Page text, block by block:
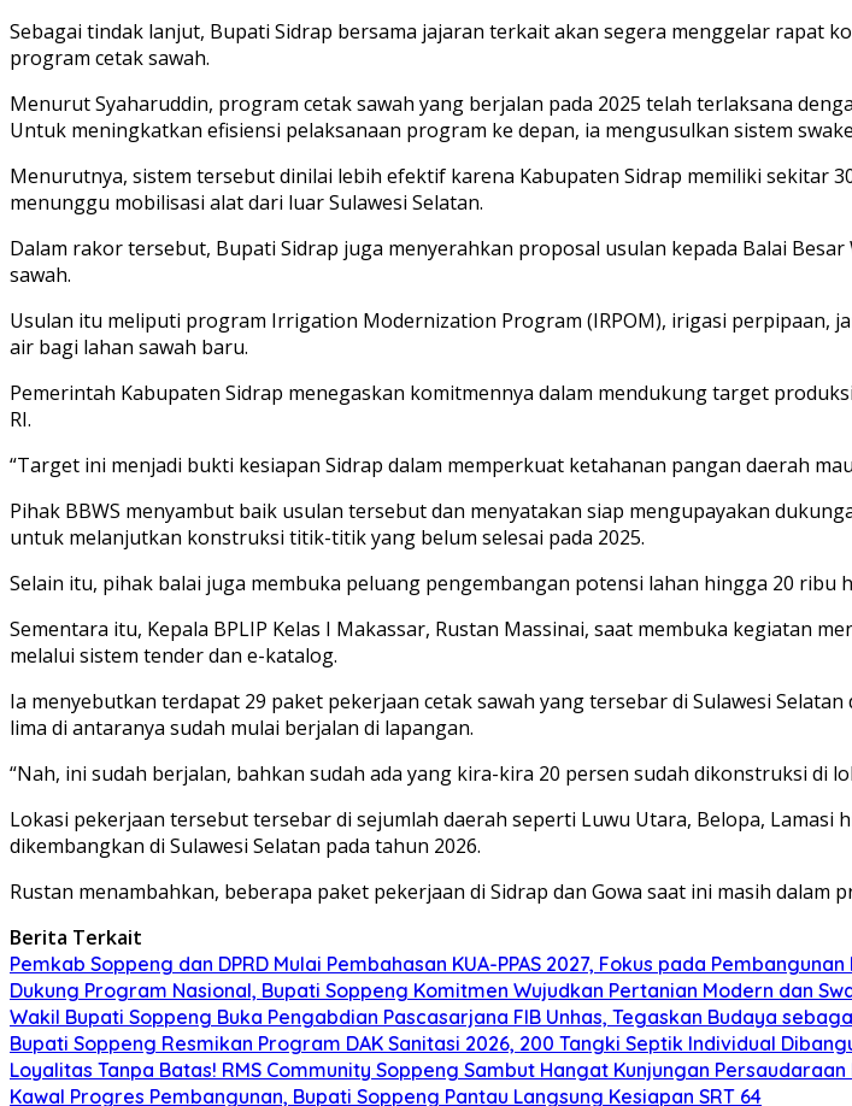
Sebagai tindak lanjut, Bupati Sidrap bersama jajaran terkait akan segera menggelar rapat
program cetak sawah.
Menurut Syaharuddin, program cetak sawah yang berjalan pada 2025 telah terlaksana
Untuk meningkatkan efisiensi pelaksanaan program ke depan, ia mengusulkan sistem
Menurutnya, sistem tersebut dinilai lebih efektif karena Kabupaten Sidrap memiliki sekitar
menunggu mobilisasi alat dari luar Sulawesi Selatan.
Dalam rakor tersebut, Bupati Sidrap juga menyerahkan proposal usulan kepada Balai
sawah.
Usulan itu meliputi program Irrigation Modernization Program (IRPOM), irigasi perpipaan,
air bagi lahan sawah baru.
Pemerintah Kabupaten Sidrap menegaskan komitmennya dalam mendukung target
RI.
“Target ini menjadi bukti kesiapan Sidrap dalam memperkuat ketahanan pangan daerah
Pihak BBWS menyambut baik usulan tersebut dan menyatakan siap mengupayakan
untuk melanjutkan konstruksi titik-titik yang belum selesai pada 2025.
Selain itu, pihak balai juga membuka peluang pengembangan potensi lahan hingga 20 ribu
Sementara itu, Kepala BPLIP Kelas I Makassar, Rustan Massinai, saat membuka kegiatan
melalui sistem tender dan e-katalog.
Ia menyebutkan terdapat 29 paket pekerjaan cetak sawah yang tersebar di Sulawesi
lima di antaranya sudah mulai berjalan di lapangan.
“Nah, ini sudah berjalan, bahkan sudah ada yang kira-kira 20 persen sudah dikonstruksi di
Lokasi pekerjaan tersebut tersebar di sejumlah daerah seperti Luwu Utara, Belopa,
dikembangkan di Sulawesi Selatan pada tahun 2026.
Rustan menambahkan, beberapa paket pekerjaan di Sidrap dan Gowa saat ini masih dalam
Berita Terkait
Pemkab Soppeng dan DPRD Mulai Pembahasan KUA-PPAS 2027, Fokus pada
Dukung Program Nasional, Bupati Soppeng Komitmen Wujudkan Pertanian Modern dan
Wakil Bupati Soppeng Buka Pengabdian Pascasarjana FIB Unhas, Tegaskan Budaya
Bupati Soppeng Resmikan Program DAK Sanitasi 2026, 200 Tangki Septik Individual
Loyalitas Tanpa Batas! RMS Community Soppeng Sambut Hangat Kunjungan Persaudaraan
Kawal Progres Pembangunan, Bupati Soppeng Pantau Langsung Kesiapan SRT 64